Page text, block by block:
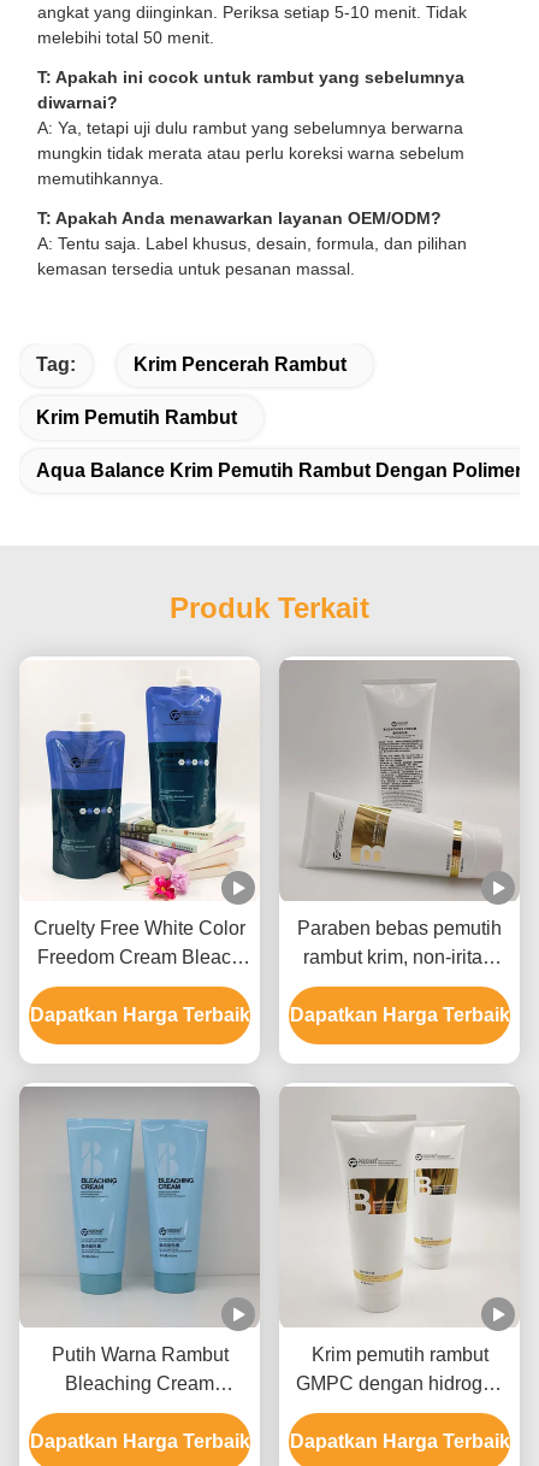
angkat yang diinginkan. Periksa setiap 5-10 menit. Tidak
melebihi total 50 menit.
T: Apakah ini cocok untuk rambut yang sebelumnya
diwarnai?
A: Ya, tetapi uji dulu rambut yang sebelumnya berwarna
mungkin tidak merata atau perlu koreksi warna sebelum
memutihkannya.
T: Apakah Anda menawarkan layanan OEM/ODM?
A: Tentu saja. Label khusus, desain, formula, dan pilihan
kemasan tersedia untuk pesanan massal.
Tag: Krim Pencerah Rambut
Krim Pemutih Rambut
Aqua Balance Krim Pemutih Rambut Dengan Polimer
Produk Terkait
Cruelty Free White Color
Freedom Cream Bleach
Label Pribadi Untuk
Semua Jenis Rambut
Dapatkan Harga Terbaik
Paraben bebas pemutih
rambut krim, non-iritasi
rambut pemutih krim
Dapatkan Harga Terbaik
Putih Warna Rambut
Bleaching Cream
Formula ringan cepat
memudar Angkat hingga
Dapatkan Harga Terbaik
Krim pemutih rambut
GMPC dengan hidrogen
peroksida Ammonium
hidroksida dan minyak
Dapatkan Harga Terbaik